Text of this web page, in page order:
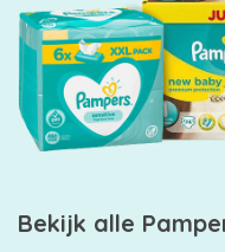
Bekijk alle